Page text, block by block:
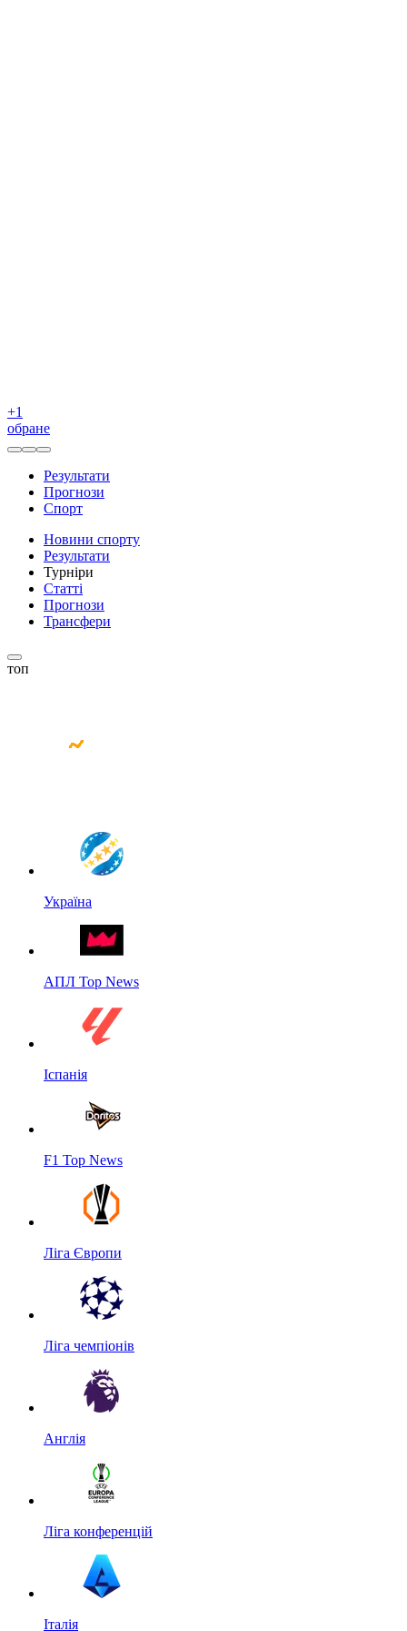
+1
обране
Результати
Прогнози
Спорт
Новини спорту
Результати
Турніри
Статті
Прогнози
Трансфери
топ
Україна
АПЛ Top News
Іспанія
F1 Top News
Ліга Європи
Ліга чемпіонів
Англія
Ліга конференцій
Італія